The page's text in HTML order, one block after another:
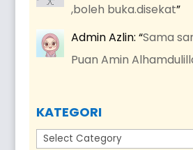
,boleh buka.disekat”
Admin Azlin: “Sama
Puan Amin
KATEGORI
Kategori